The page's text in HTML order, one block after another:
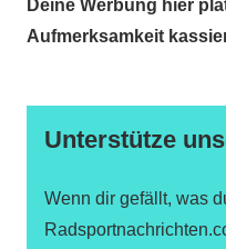
Deine Werbung hier
Aufmerksamkeit
Unterstütze
Wenn dir gefällt, was